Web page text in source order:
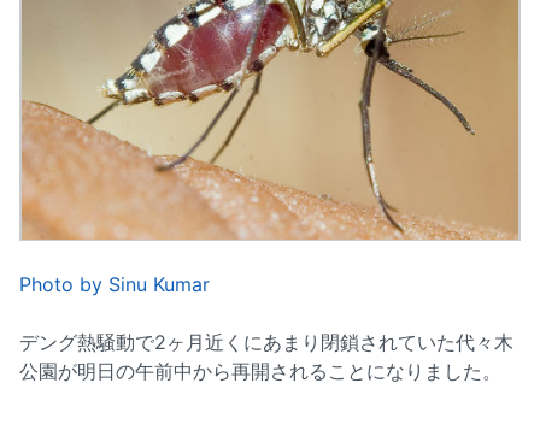
Photo by Sinu Kumar
デング熱騒動で2ヶ月近くにあまり閉鎖されていた代々木
公園が明日の午前中から再開されることになりました。